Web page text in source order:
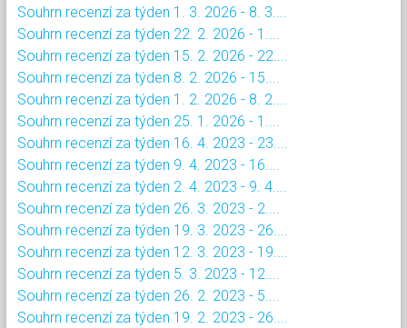
Souhrn recenzí za týden 1. 3. 2026 - 8. 3....
Souhrn recenzí za týden 22. 2. 2026 - 1....
Souhrn recenzí za týden 15. 2. 2026 - 22....
Souhrn recenzí za týden 8. 2. 2026 - 15....
Souhrn recenzí za týden 1. 2. 2026 - 8. 2....
Souhrn recenzí za týden 25. 1. 2026 - 1....
Souhrn recenzí za týden 16. 4. 2023 - 23....
Souhrn recenzí za týden 9. 4. 2023 - 16....
Souhrn recenzí za týden 2. 4. 2023 - 9. 4....
Souhrn recenzí za týden 26. 3. 2023 - 2....
Souhrn recenzí za týden 19. 3. 2023 - 26....
Souhrn recenzí za týden 12. 3. 2023 - 19....
Souhrn recenzí za týden 5. 3. 2023 - 12....
Souhrn recenzí za týden 26. 2. 2023 - 5....
Souhrn recenzí za týden 19. 2. 2023 - 26....